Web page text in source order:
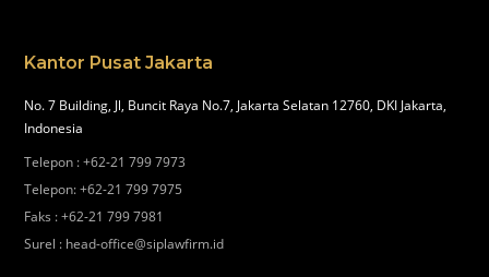
Kantor Pusat Jakarta
No. 7 Building, Jl, Buncit Raya No.7, Jakarta Selatan 12760, DKI Jakarta,
Indonesia
Telepon :+62-21 799 7973
Telepon:+62-21 799 7975
Faks :+62-21 799 7981
Surel : head-office@siplawfirm.id